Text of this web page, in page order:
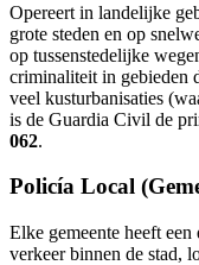
Opereert in landelijke
grote steden en op
op tussenstedelijke
criminaliteit in gebieden
veel kusturbanisaties
is de Guardia Civil de
062.
Policía Local
Elke gemeente heeft
verkeer binnen de stad,